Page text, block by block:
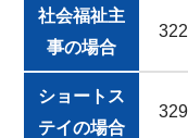
社会福祉主
事の場合
ショートス
テイの場合